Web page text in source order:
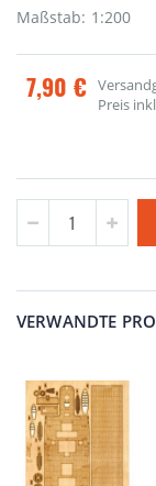
Maßstab: 1:200
7,90 €
Preis
VERWANDTE